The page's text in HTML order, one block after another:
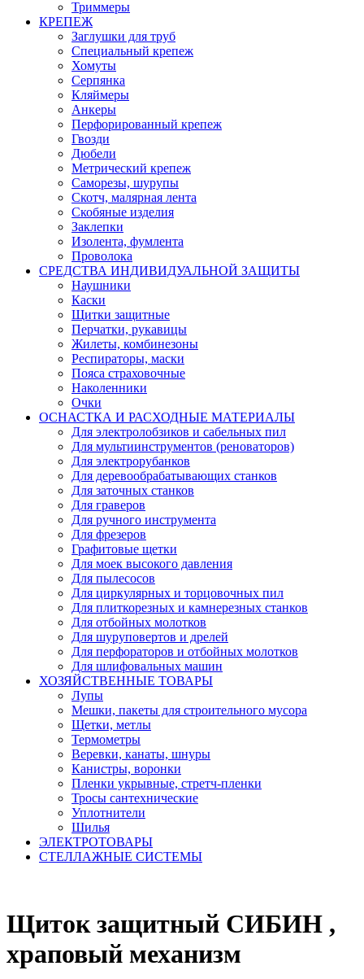
Триммеры
КРЕПЕЖ
Заглушки для труб
Специальный крепеж
Хомуты
Серпянка
Кляймеры
Анкеры
Перфорированный крепеж
Гвозди
Дюбели
Метрический крепеж
Саморезы, шурупы
Скотч, малярная лента
Скобяные изделия
Заклепки
Изолента, фумлента
Проволока
СРЕДСТВА ИНДИВИДУАЛЬНОЙ ЗАЩИТЫ
Наушники
Каски
Щитки защитные
Перчатки, рукавицы
Жилеты, комбинезоны
Респираторы, маски
Пояса страховочные
Наколенники
Очки
ОСНАСТКА И РАСХОДНЫЕ МАТЕРИАЛЫ
Для электролобзиков и сабельных пил
Для мультиинструментов (реноваторов)
Для электрорубанков
Для деревообрабатывающих станков
Для заточных станков
Для граверов
Для ручного инструмента
Для фрезеров
Графитовые щетки
Для моек высокого давления
Для пылесосов
Для циркулярных и торцовочных пил
Для плиткорезных и камнерезных станков
Для отбойных молотков
Для шуруповертов и дрелей
Для перфораторов и отбойных молотков
Для шлифовальных машин
ХОЗЯЙСТВЕННЫЕ ТОВАРЫ
Лупы
Мешки, пакеты для строительного мусора
Щетки, метлы
Термометры
Веревки, канаты, шнуры
Канистры, воронки
Пленки укрывные, стретч-пленки
Тросы сантехнические
Уплотнители
Шилья
ЭЛЕКТРОТОВАРЫ
СТЕЛЛАЖНЫЕ СИСТЕМЫ
Щиток защитный СИБИН ,
храповый механизм